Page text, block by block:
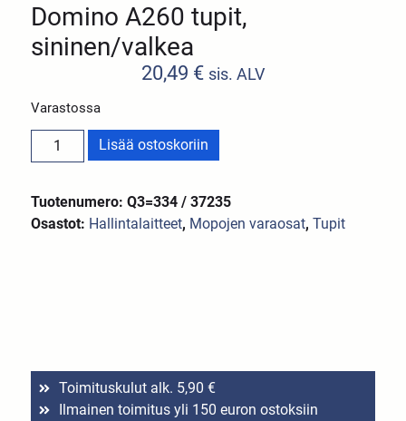
Domino A260 tupit,
sininen/valkea
20,49 € sis. ALV
Varastossa
Lisää ostoskoriin
Tuotenumero: Q3=334 / 37235
Osastot: Hallintalaitteet, Mopojen varaosat,Tupit
Toimituskulut alk. 5,90 €
Ilmainen toimitus yli 150 euron ostoksiin